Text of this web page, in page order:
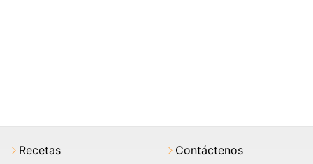
Recetas Contáctenos